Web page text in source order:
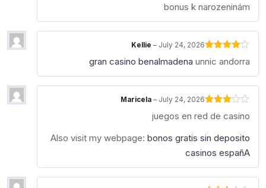
of 5
bonus k narozeninám
out of 5
Kellie– July 24, 2026
gran casino benalmadena unnic andorra
3out
Maricela– July 24, 2026
juegos en red de casino
Also visit my webpage: bonos gratis sin deposito
casinos españA